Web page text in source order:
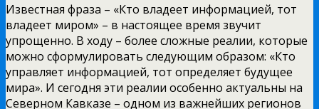
Известная фраза – «Кто владеет информацией, тот
владеет миром» – в настоящее время звучит
упрощенно. В ходу – более сложные реалии, которые
можно сформулировать следующим образом: «Кто
управляет информацией, тот определяет будущее
мира». И сегодня эти реалии особенно актуальны на
Северном Кавказе – одном из важнейших регионов